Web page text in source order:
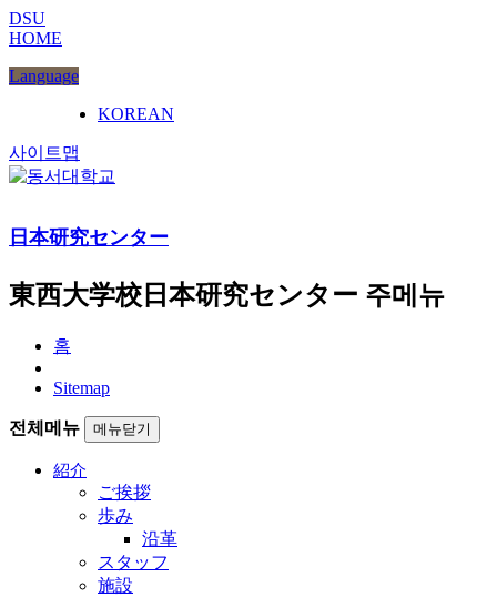
DSU
HOME
Language
KOREAN
사이트맵
日本研究センター
東西大学校日本研究センター 주메뉴
홈
Sitemap
전체메뉴 메뉴닫기
紹介
ご挨拶
歩み
沿革
スタッフ
施設